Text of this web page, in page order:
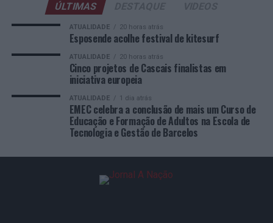
ÚLTIMAS
ATUALIDADE 20 horas atrás
Esposende acolhe festival de kitesurf
ATUALIDADE 20 horas atrás
Cinco projetos de Cascais finalistas em
iniciativa europeia
ATUALIDADE 1 dia atrás
EMEC celebra a conclusão de mais um Curso de
Educação e Formação de Adultos na Escola de
Tecnologia e Gestão de Barcelos